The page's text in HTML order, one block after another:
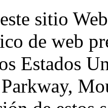
sitio
de web
Estados